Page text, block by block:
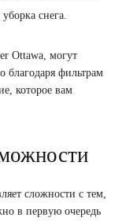
снега.
Ottawa, могут
благодаря фильтрам
которое вам
сложности с тем,
в первую очередь